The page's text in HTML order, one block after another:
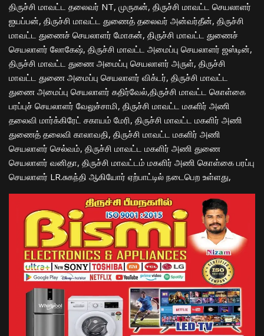
திருச்சி மாவட்ட தலைவர் NT, முருகன், திருச்சி மாவட்ட செயலாளர்
ஐயப்பன், திருச்சி மாவட்ட துணைத் தலைவர் அன்வர்தீன், திருச்சி
மாவட்ட துணைச் செயலாளர் மோகன், திருச்சி மாவட்ட துணைச்
செயலாளர் லோகேஷ், திருச்சி மாவட்ட அமைப்பு செயலாளர் ஜஸ்டின்,
திருச்சி மாவட்ட துணை அமைப்பு செயலாளர் அருள், திருச்சி
மாவட்ட துணை அமைப்பு செயலாளர் விக்டர், திருச்சி மாவட்ட
துணை அமைப்பு செயலாளர் கதிர்வேல்,திருச்சி மாவட்ட கொள்கை
பரப்புச் செயலாளர் வேலுச்சாமி, திருச்சி மாவட்ட மகளிர் அணி
தலைவி மார்க்கிரேட் சகாயம் மேரி, திருச்சி மாவட்ட மகளிர் அணி
துணைத் தலைவி காலாவதி, திருச்சி மாவட்ட மகளிர் அணி
செயலாளர் செல்வம், திருச்சி மாவட்ட மகளிர் அணி துணை
செயலாளர் வனிதா, திருச்சி மாவட்டம் மகளிர் அணி கொள்கை பரப்பு
செயலாளர் LR.சுகந்தி ஆகியோர் ஏற்பாட்டில் நடைபெற உள்ளது,